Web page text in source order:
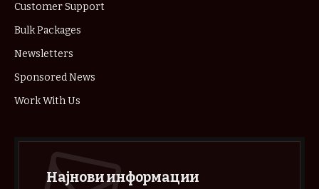
Customer Support
Bulk Packages
Newsletters
Sponsored News
Work With Us
Најнови информации